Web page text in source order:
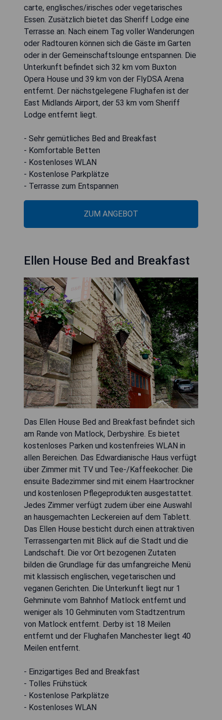
carte, englisches/irisches oder vegetarisches
Essen. Zusätzlich bietet das Sheriff Lodge eine
Terrasse an. Nach einem Tag voller Wanderungen
oder Radtouren können sich die Gäste im Garten
oder in der Gemeinschaftslounge entspannen. Die
Unterkunft befindet sich 32 km vom Buxton
Opera House und 39 km von der FlyDSA Arena
entfernt. Der nächstgelegene Flughafen ist der
East Midlands Airport, der 53 km vom Sheriff
Lodge entfernt liegt.
- Sehr gemütliches Bed and Breakfast
- Komfortable Betten
- Kostenloses WLAN
- Kostenlose Parkplätze
- Terrasse zum Entspannen
ZUM ANGEBOT
Ellen House Bed and Breakfast
Das Ellen House Bed and Breakfast befindet sich
am Rande von Matlock, Derbyshire. Es bietet
kostenloses Parken und kostenfreies WLAN in
allen Bereichen. Das Edwardianische Haus verfügt
über Zimmer mit TV und Tee-/Kaffeekocher. Die
ensuite Badezimmer sind mit einem Haartrockner
und kostenlosen Pflegeprodukten ausgestattet.
Jedes Zimmer verfügt zudem über eine Auswahl
an hausgemachten Leckereien auf dem Tablett.
Das Ellen House besticht durch einen attraktiven
Terrassengarten mit Blick auf die Stadt und die
Landschaft. Die vor Ort bezogenen Zutaten
bilden die Grundlage für das umfangreiche Menü
mit klassisch englischen, vegetarischen und
veganen Gerichten. Die Unterkunft liegt nur 1
Gehminute vom Bahnhof Matlock entfernt und
weniger als 10 Gehminuten vom Stadtzentrum
von Matlock entfernt. Derby ist 18 Meilen
entfernt und der Flughafen Manchester liegt 40
Meilen entfernt.
- Einzigartiges Bed and Breakfast
- Tolles Frühstück
- Kostenlose Parkplätze
- Kostenloses WLAN